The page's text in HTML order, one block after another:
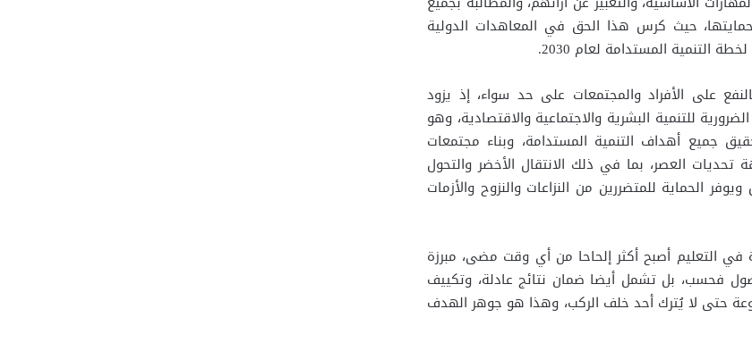
حيث كرس هذا الحق في المعاهدات الدولية
التنمية المستدامة لعام 2030.
على الأفراد والمجتمعات على حد سواء، إذ يزود
للتنمية البشرية والاجتماعية والاقتصادية، وهو
جميع أهداف التنمية المستدامة، وبناء مجتمعات
العصر، بما في ذلك الانتقال الأخضر والتحول
الحماية للمتضررين من النزاعات والنزوح والأزمات
التعليم أصبح أكثر إلحاحا من أي وقت مضى، مبرزة
فحسب، بل تشمل أيضا ضمان نتائج عادلة، وتكييف
حتى لا يُترك أحد خلف الركب، وهذا هو جوهر الهدف